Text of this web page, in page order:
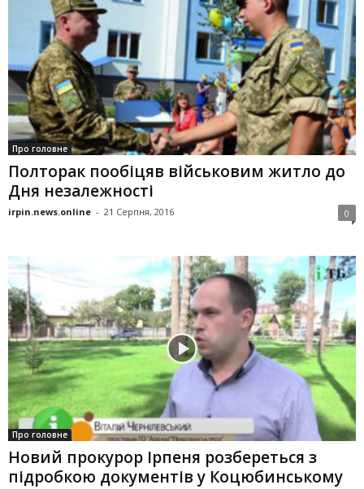
Про головне
Полторак пообіцяв військовим житло до
Дня незалежності
irpin.news.online - 21 Серпня, 2016 0
Про головне
Новий прокурор Ірпеня розбереться з
підробкою документів у Коцюбинському